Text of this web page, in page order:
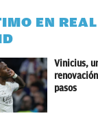
EN REAL
Vinicius,
pasos